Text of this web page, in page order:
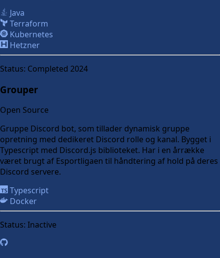
Java
Terraform
Kubernetes
Hetzner
Status: Completed 2024
Grouper
Open Source
Gruppe Discord bot, som tillader dynamisk gruppe
opretning med dedikeret Discord rolle og kanal. Bygget i
Typescript med Discord.js biblioteket. Har i en årrække
været brugt af Esportligaen til håndtering af hold på deres
Discord servere.
Typescript
Docker
Status: Inactive